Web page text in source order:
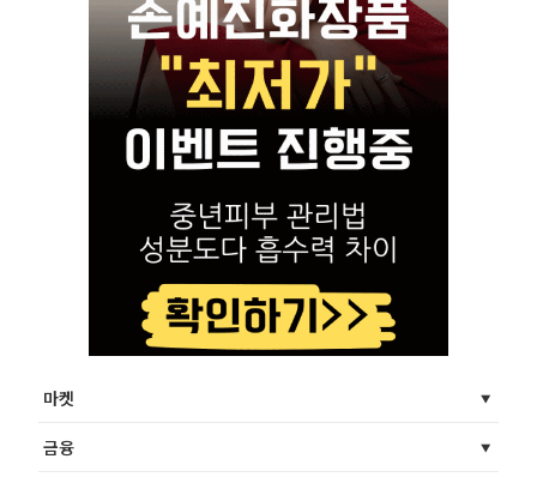
마켓
금융